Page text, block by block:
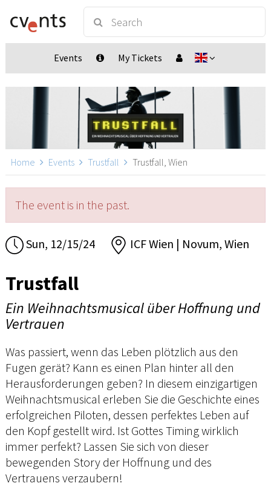
Events My Tickets
Home Events Trustfall Trustfall, Wien
The event is in the past.
Sun, 12/15/24 ICF Wien | Novum, Wien
Trustfall
Ein Weihnachtsmusical über Hoffnung und
Vertrauen
Was passiert, wenn das Leben plötzlich aus den
Fugen gerät? Kann es einen Plan hinter all den
Herausforderungen geben? In diesem einzigartigen
Weihnachtsmusical erleben Sie die Geschichte eines
erfolgreichen Piloten, dessen perfektes Leben auf
den Kopf gestellt wird. Ist Gottes Timing wirklich
immer perfekt? Lassen Sie sich von dieser
bewegenden Story der Hoffnung und des
Vertrauens verzaubern!